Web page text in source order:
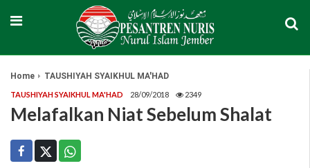
Home TAUSHIYAH SYAIKHUL MA'HAD
TAUSHIYAH SYAIKHUL MA'HAD 28/09/2018 2349
Melafalkan Niat Sebelum Shalat